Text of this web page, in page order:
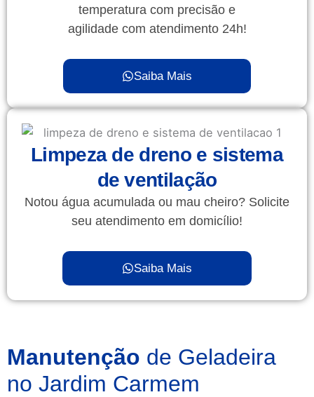
temperatura com precisão e
agilidade com atendimento 24h!
Saiba Mais
Limpeza de dreno e sistema
de ventilação
Notou água acumulada ou mau cheiro? Solicite
seu atendimento em domicílio!
Saiba Mais
Manutenção de Geladeira
no Jardim Carmem